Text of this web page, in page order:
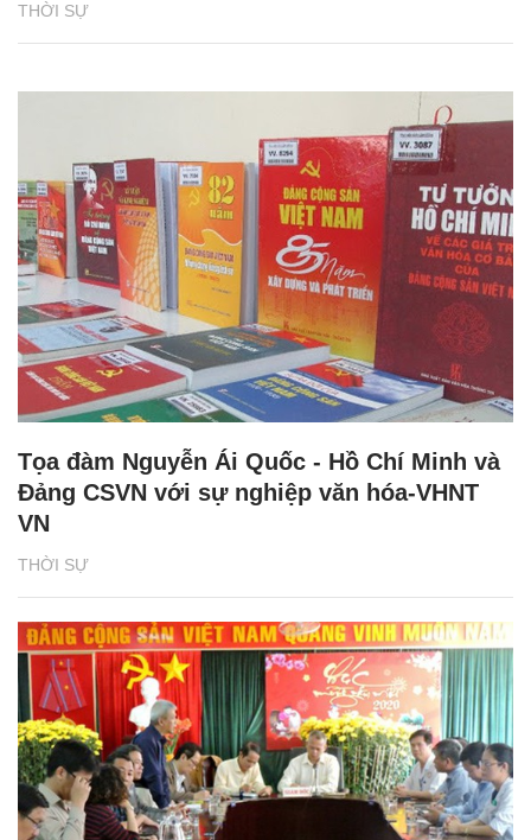
THỜI SỰ
THỜI SỰ
Tọa đàm Nguyễn Ái Quốc - Hồ Chí Minh và
Đảng CSVN với sự nghiệp văn hóa-VHNT
VN